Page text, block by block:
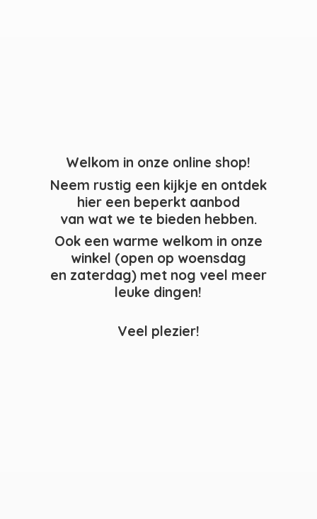
Welkom in onze online shop!
Neem rustig een kijkje en ontdek
hier een beperkt aanbod
van wat we te bieden hebben.
Ook een warme welkom in onze
winkel (open op woensdag
en zaterdag) met nog veel meer
leuke dingen!
Veel plezier!